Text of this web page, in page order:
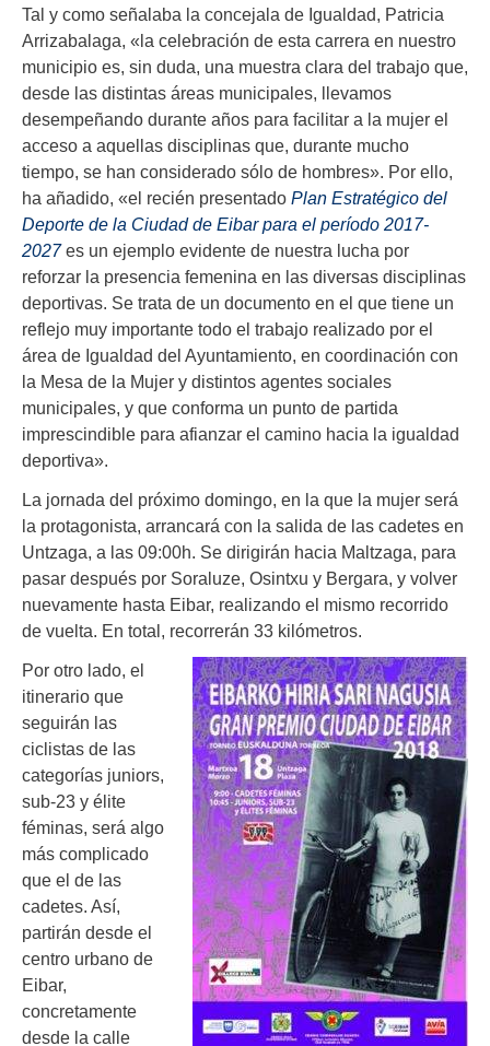
Tal y como señalaba la concejala de Igualdad, Patricia
Arrizabalaga, «la celebración de esta carrera en nuestro
municipio es, sin duda, una muestra clara del trabajo que,
desde las distintas áreas municipales, llevamos
desempeñando durante años para facilitar a la mujer el
acceso a aquellas disciplinas que, durante mucho
tiempo, se han considerado sólo de hombres». Por ello,
ha añadido, «el recién presentado Plan Estratégico del
Deporte de la Ciudad de Eibar para el período 2017-
2027 es un ejemplo evidente de nuestra lucha por
reforzar la presencia femenina en las diversas disciplinas
deportivas. Se trata de un documento en el que tiene un
reflejo muy importante todo el trabajo realizado por el
área de Igualdad del Ayuntamiento, en coordinación con
la Mesa de la Mujer y distintos agentes sociales
municipales, y que conforma un punto de partida
imprescindible para afianzar el camino hacia la igualdad
deportiva».
La jornada del próximo domingo, en la que la mujer será
la protagonista, arrancará con la salida de las cadetes en
Untzaga, a las 09:00h. Se dirigirán hacia Maltzaga, para
pasar después por Soraluze, Osintxu y Bergara, y volver
nuevamente hasta Eibar, realizando el mismo recorrido
de vuelta. En total, recorrerán 33 kilómetros.
Por otro lado, el
itinerario que
seguirán las
ciclistas de las
categorías juniors,
sub-23 y élite
féminas, será algo
más complicado
que el de las
cadetes. Así,
partirán desde el
centro urbano de
Eibar,
concretamente
desde la calle